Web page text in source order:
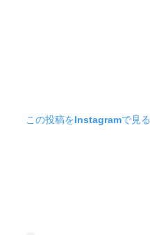
この投稿をInstagramで見る